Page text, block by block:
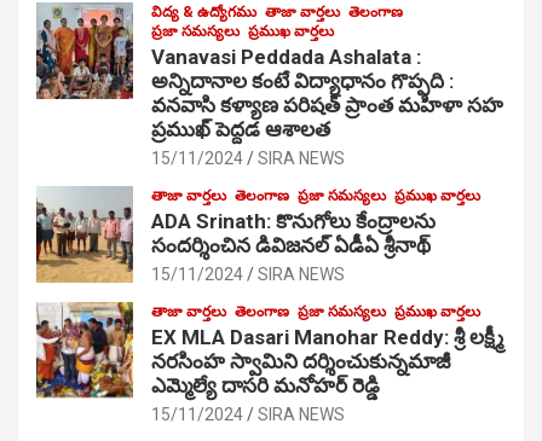
విద్య & ఉద్యోగము తాజా వార్తలు తెలంగాణ
ప్రజా సమస్యలు ప్రముఖ వార్తలు
Vanavasi Peddada Ashalata :
అన్నిదానాల కంటే విద్యాధానం గొప్పది :
వనవాసి కళ్యాణ పరిషత్ ప్రాంత మహిళా సహ
ప్రముఖ్ పెద్దడ ఆశాలత
15/11/2024 SIRA NEWS
తాజా వార్తలు తెలంగాణ ప్రజా సమస్యలు ప్రముఖ వార్తలు
ADA Srinath: కొనుగోలు కేంద్రాల‌ను
సంద‌ర్శించిన డివిజనల్ ఏడీఏ శ్రీనాథ్
15/11/2024 SIRA NEWS
తాజా వార్తలు తెలంగాణ ప్రజా సమస్యలు ప్రముఖ వార్తలు
EX MLA Dasari Manohar Reddy: శ్రీ లక్ష్మీ
నరసింహ స్వామిని దర్శించుకున్నమాజీ
ఎమ్మెల్యే దాసరి మనోహర్ రెడ్డి
15/11/2024 SIRA NEWS